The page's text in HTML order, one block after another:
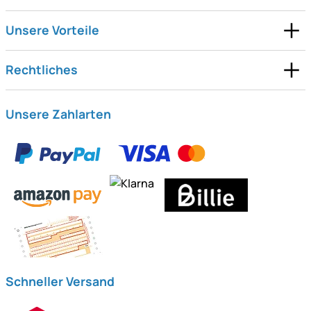
Unsere Vorteile
Rechtliches
Unsere Zahlarten
Schneller Versand